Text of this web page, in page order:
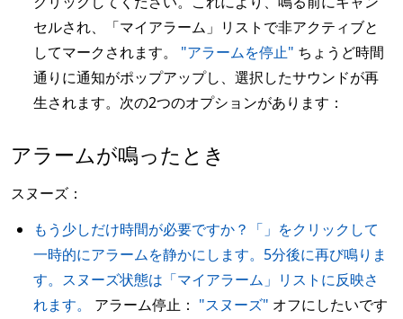
セルされ、「マイアラーム」リストで非アクティブと
してマークされます。 "アラームを停止" ちょうど時間
通りに通知がポップアップし、選択したサウンドが再
生されます。次の2つのオプションがあります：
アラームが鳴ったとき
スヌーズ：
もう少しだけ時間が必要ですか？「」をクリックして
一時的にアラームを静かにします。5分後に再び鳴りま
す。スヌーズ状態は「マイアラーム」リストに反映さ
れます。
アラーム停止： "スヌーズ" オフにしたいです